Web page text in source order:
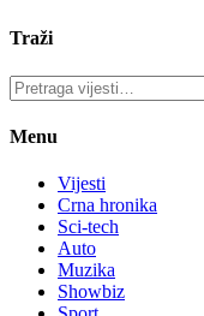
Traži
Menu
Vijesti
Crna hronika
Sci-tech
Auto
Muzika
Showbiz